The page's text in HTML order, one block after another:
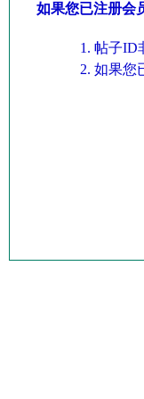
如果您已注册会
帖子ID
如果您